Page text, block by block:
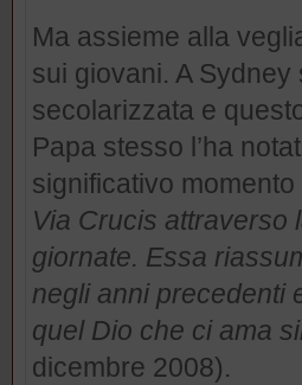
Ma assieme alla
sui giovani. A
secolarizzata e
Papa stesso l’ha
significativo
Via Crucis attraverso
giornate. Essa
negli anni precedenti
quel Dio che ci ama
dicembre 2008).